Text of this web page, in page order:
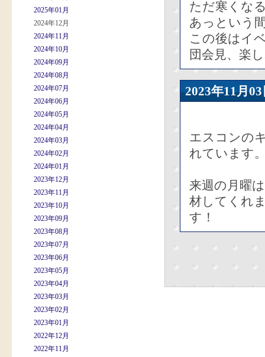
2025年01月
2024年12月
2024年11月
2024年10月
2024年09月
2024年08月
2024年07月
2024年06月
2024年05月
2024年04月
2024年03月
2024年02月
2024年01月
2023年12月
2023年11月
2023年10月
2023年09月
2023年08月
2023年07月
2023年06月
2023年05月
2023年04月
2023年03月
2023年02月
2023年01月
2022年12月
2022年11月
ただ寒くな
あっという
この後はイ
団会見、楽
2023年11
エスコンの
れています
来週の月曜
材してくれ
す！